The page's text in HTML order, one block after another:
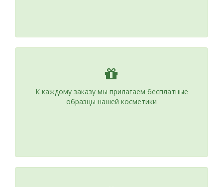
К каждому заказу мы прилагаем бесплатные
образцы нашей косметики